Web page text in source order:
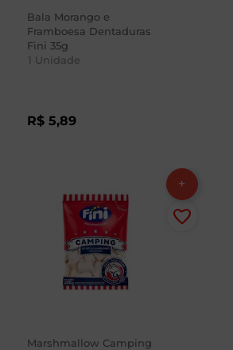
Bala Morango e
Framboesa Dentaduras
Fini 35g
1 Unidade
R$ 5,89
Marshmallow Camping